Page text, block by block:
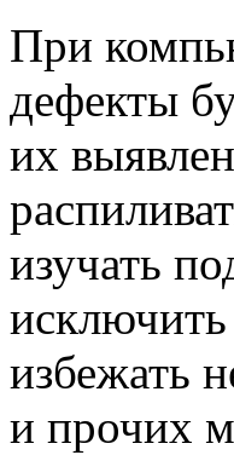
При
дефекты
их
изучать
избежать
и прочих